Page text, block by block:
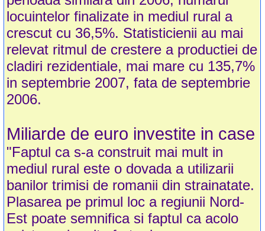
locuintelor finalizate in mediul rural a
crescut cu 36,5%. Statisticienii au mai
relevat ritmul de crestere a productiei de
cladiri rezidentiale, mai mare cu 135,7%
in septembrie 2007, fata de septembrie
2006.
Miliarde de euro investite in case
"Faptul ca s-a construit mai mult in
mediul rural este o dovada a utilizarii
banilor trimisi de romanii din strainatate.
Plasarea pe primul loc a regiunii Nord-
Est poate semnifica si faptul ca acolo